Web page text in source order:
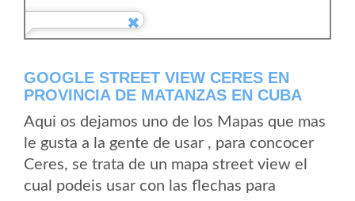
GOOGLE STREET VIEW CERES EN
PROVINCIA DE MATANZAS EN CUBA
Aqui os dejamos uno de los Mapas que mas
le gusta a la gente de usar , para concocer
Ceres, se trata de un mapa street view el
cual podeis usar con las flechas para